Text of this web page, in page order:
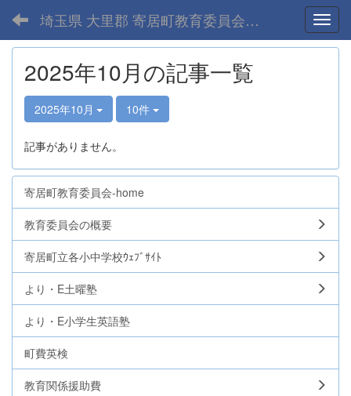
埼玉県 大里郡 寄居町教育委員会-home
2025年10月の記事一覧
2025年10月 10件
記事がありません。
寄居町教育委員会-home
教育委員会の概要
寄居町立各小中学校ｳｪﾌﾞｻｲﾄ
より・E土曜塾
より・E小学生英語塾
町費英検
教育関係援助費